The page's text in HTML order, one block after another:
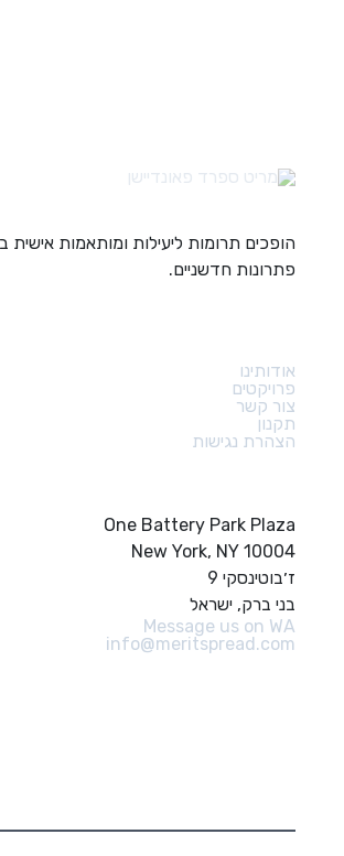
הופכים תרומות ליעילות ומותאמות אישית
פתרונות חדשניים.
אודותינו
פרויקטים
צור קשר
תקנון
הצהרת נגישות
One Battery Park Plaza
New York, NY 10004
ז׳בוטינסקי 9
בני ברק, ישראל
Message us on WA
info@meritspread.com